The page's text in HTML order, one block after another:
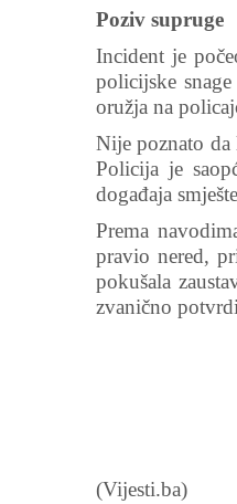
Poziv supruge
Incident je
policijske
oružja na
Nije poznato
Policija je
događaja
Prema
pravio nered,
pokušala
zvanično
(Vijesti.ba)